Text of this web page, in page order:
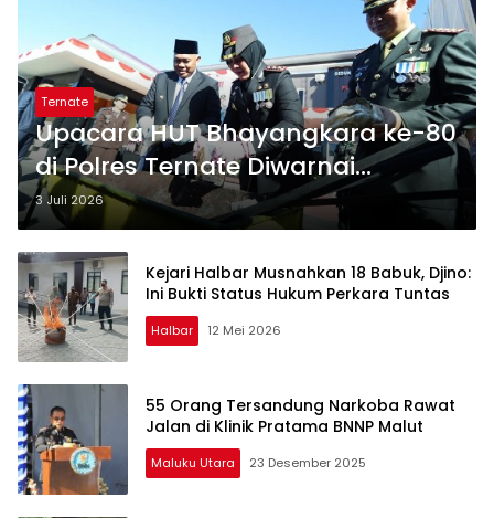
Ternate
Upacara HUT Bhayangkara ke-80
di Polres Ternate Diwarnai
Pemusnahan Babuk
3 Juli 2026
Kejari Halbar Musnahkan 18 Babuk, Djino:
Ini Bukti Status Hukum Perkara Tuntas
Halbar 12 Mei 2026
55 Orang Tersandung Narkoba Rawat
Jalan di Klinik Pratama BNNP Malut
Maluku Utara 23 Desember 2025